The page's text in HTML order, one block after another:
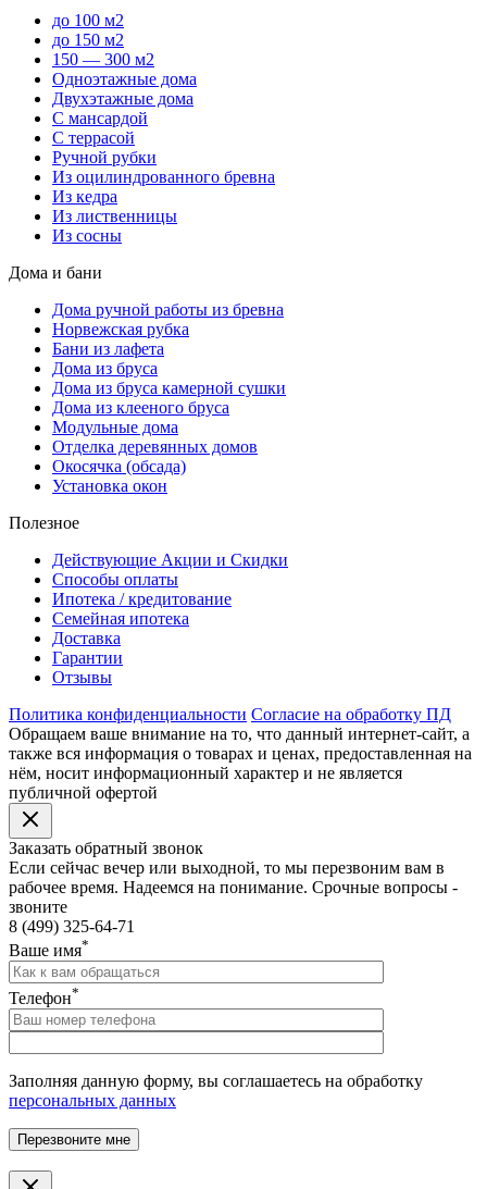
до 100 м2
до 150 м2
150 — 300 м2
Одноэтажные дома
Двухэтажные дома
С мансардой
С террасой
Ручной рубки
Из оцилиндрованного бревна
Из кедра
Из лиственницы
Из сосны
Дома и бани
Дома ручной работы из бревна
Норвежская рубка
Бани из лафета
Дома из бруса
Дома из бруса камерной сушки
Дома из клееного бруса
Модульные дома
Отделка деревянных домов
Окосячка (обсада)
Установка окон
Полезное
Действующие Акции и Скидки
Способы оплаты
Ипотека / кредитование
Семейная ипотека
Доставка
Гарантии
Отзывы
Политика конфиденциальности Согласие на обработку ПД
Обращаем ваше внимание на то, что данный интернет-сайт, а
также вся информация о товарах и ценах, предоставленная на
нём, носит информационный характер и не является
публичной офертой
Заказать обратный звонок
Если сейчас вечер или выходной, то мы перезвоним вам в
рабочее время. Надеемся на понимание. Срочные вопросы -
звоните
8 (499) 325-64-71
Ваше имя*
Телефон*
Заполняя данную форму, вы соглашаетесь на обработку
персональных данных